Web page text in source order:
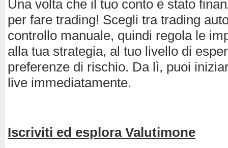
Una volta che il tuo conto è stato
per fare trading! Scegli tra trading
controllo manuale, quindi regola le
alla tua strategia, al tuo livello di
preferenze di rischio. Da lì, puoi
live immediatamente.
Iscriviti ed esplora Valutimone